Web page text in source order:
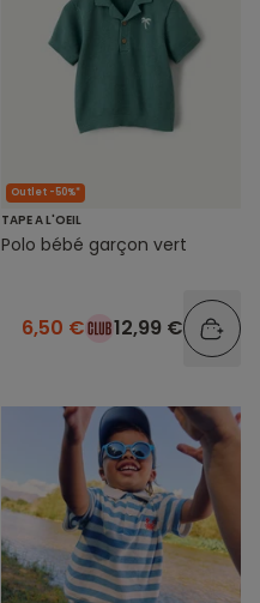
Outlet -50%*
TAPE A L'OEIL
Polo bébé garçon vert
6,50 € 12,99 €